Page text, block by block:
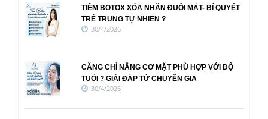
TIÊM BOTOX XÓA NHĂN ĐUÔI MẮT- BÍ QUYẾT
TRẺ TRUNG TỰ NHIEN ?
30/4/2026
CĂNG CHỈ NÂNG CƠ MẶT PHÙ HỢP VỚI ĐỘ
TUỔI ? GIẢI ĐÁP TỪ CHUYÊN GIA
30/4/2026